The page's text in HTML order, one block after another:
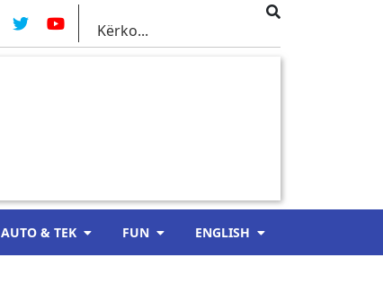
AUTO & TEK FUN ENGLISH